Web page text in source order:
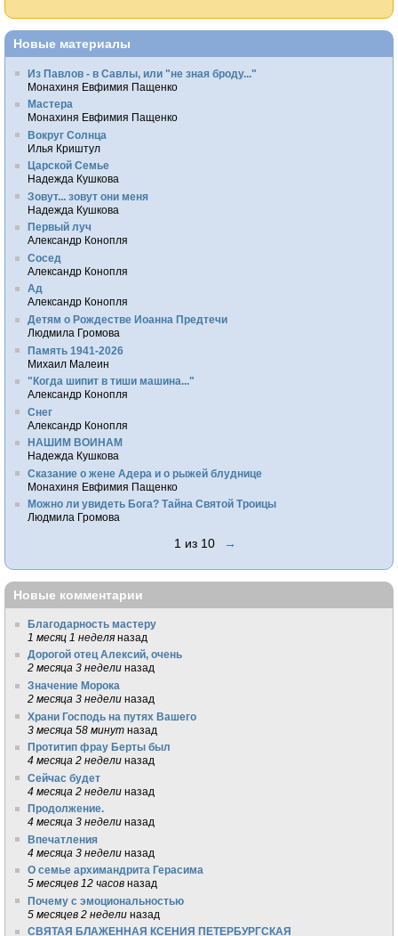
Новые материалы
Из Павлов - в Савлы, или "не зная броду..."
Монахиня Евфимия Пащенко
Мастера
Монахиня Евфимия Пащенко
Вокруг Солнца
Илья Криштул
Царской Семье
Надежда Кушкова
Зовут... зовут они меня
Надежда Кушкова
Первый луч
Александр Конопля
Сосед
Александр Конопля
Ад
Александр Конопля
Детям о Рождестве Иоанна Предтечи
Людмила Громова
Память 1941-2026
Михаил Малеин
"Когда шипит в тиши машина..."
Александр Конопля
Снег
Александр Конопля
НАШИМ ВОИНАМ
Надежда Кушкова
Сказание о жене Адера и о рыжей блуднице
Монахиня Евфимия Пащенко
Можно ли увидеть Бога? Тайна Святой Троицы
Людмила Громова
1 из 10 →
Новые комментарии
Благодарность мастеру
1 месяц 1 неделя назад
Дорогой отец Алексий, очень
2 месяца 3 недели назад
Значение Морока
2 месяца 3 недели назад
Храни Господь на путях Вашего
3 месяца 58 минут назад
Протитип фрау Берты был
4 месяца 2 недели назад
Сейчас будет
4 месяца 2 недели назад
Продолжение.
4 месяца 3 недели назад
Впечатления
4 месяца 3 недели назад
О семье архимандрита Герасима
5 месяцев 12 часов назад
Почему с эмоциональностью
5 месяцев 2 недели назад
СВЯТАЯ БЛАЖЕННАЯ КСЕНИЯ ПЕТЕРБУРГСКАЯ